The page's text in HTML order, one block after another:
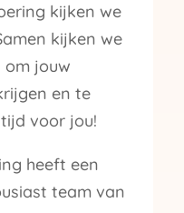
kijken we
kijken we
jouw
en te
voor jou!
heeft een
team van